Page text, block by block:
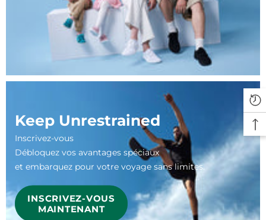
Keep Unrestrained
Inscrivez-vous
Débloquez vos avantages spéciaux
et embarquez pour votre voyage sans limites.
INSCRIVEZ-VOUS
MAINTENANT